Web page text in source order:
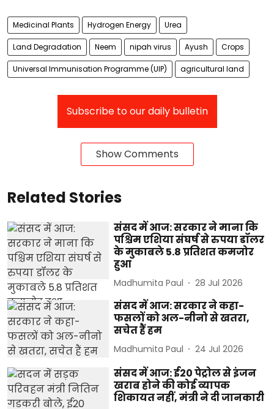
Medicinal Plants Hydrogen Energy Urea
Land Degradation Neem nipah virus Ayush Crops
Universal Immunisation Programme (UIP) agricultural land
Subscribe to our daily bulletin
Show Comments
Related Stories
संसद में आज: सरकार ने माना कि
पश्चिम एशिया संघर्ष से रुपया डॉलर
के मुकाबले 5.8 प्रतिशत कमजोर
हुआ
Madhumita Paul 28 Jul 2026
संसद में आज: सरकार ने कहा-
फसलों को अल-नीनो से खतरा,
सचेत हैं हम
Madhumita Paul 24 Jul 2026
संसद में आज: ई20 पेट्रोल से इंजन
खराब होने की कोई व्यापक
शिकायत नहीं, मंत्री ने दी जानकारी